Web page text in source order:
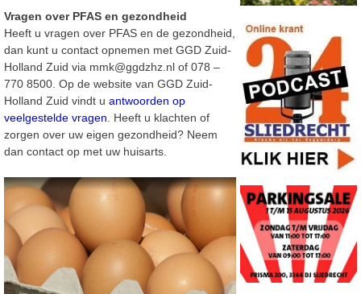
Vragen over PFAS en gezondheid
Heeft u vragen over PFAS en de gezondheid,
dan kunt u contact opnemen met GGD Zuid-
Holland Zuid via mmk@ggdzhz.nl of 078 –
770 8500. Op de website van GGD Zuid-
Holland Zuid vindt u antwoorden op
veelgestelde vragen . Heeft u klachten of
zorgen over uw eigen gezondheid? Neem
dan contact op met uw huisarts.